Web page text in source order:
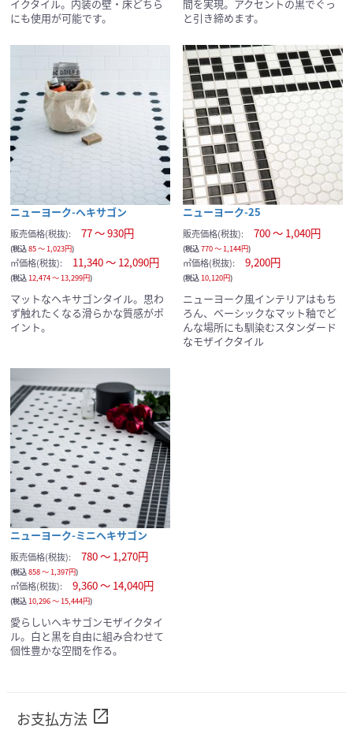
イクタイル。内装の壁・床どちら
にも使用が可能です。
間を実現。アクセントの黒でぐっ
と引き締めます。
ニューヨーク-ヘキサゴン
販売価格(税抜): 77 ～ 930円
(税込85 ～ 1,023円)
㎡価格(税抜): 11,340 ～ 12,090円
(税込12,474 ～ 13,299円)
マットなヘキサゴンタイル。思わ
ず触れたくなる滑らかな質感がポ
イント。
ニューヨーク-25
販売価格(税抜): 700 ～ 1,040円
(税込770 ～ 1,144円)
㎡価格(税抜): 9,200円
(税込10,120円)
ニューヨーク風インテリアはもち
ろん、ベーシックなマット釉でど
んな場所にも馴染むスタンダード
なモザイクタイル
ニューヨーク-ミニヘキサゴン
販売価格(税抜): 780 ～ 1,270円
(税込858 ～ 1,397円)
㎡価格(税抜): 9,360 ～ 14,040円
(税込10,296 ～ 15,444円)
愛らしいヘキサゴンモザイクタイ
ル。白と黒を自由に組み合わせて
個性豊かな空間を作る。
現在のサンプル点数：
お支払方法 open_in_new